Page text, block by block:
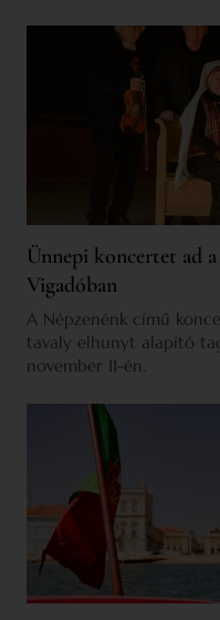
Ünnepi koncertet ad
Vigadóban
A Népzenénk című
tavaly elhunyt alapító
november 11-én.